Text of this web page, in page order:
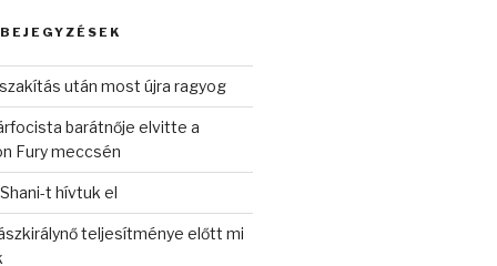
után most újra ragyog
barátnője elvitte a
Fury meccsén
t hívtuk el
teljesítménye előtt mi